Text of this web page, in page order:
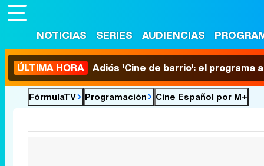
NOTICIAS SERIES AUDIENCIAS
ÚLTIMA HORA Adiós 'Cine de barrio': el programa
FórmulaTV Programación Cine Español por M+